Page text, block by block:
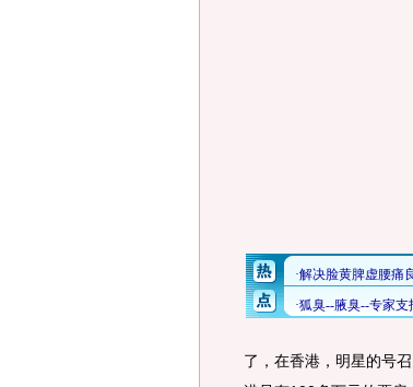
了，在香港，明星的号